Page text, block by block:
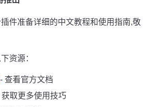
件准备详细的中文教程和使用指南,敬
资源：
- 查看官方文档
获取更多使用技巧